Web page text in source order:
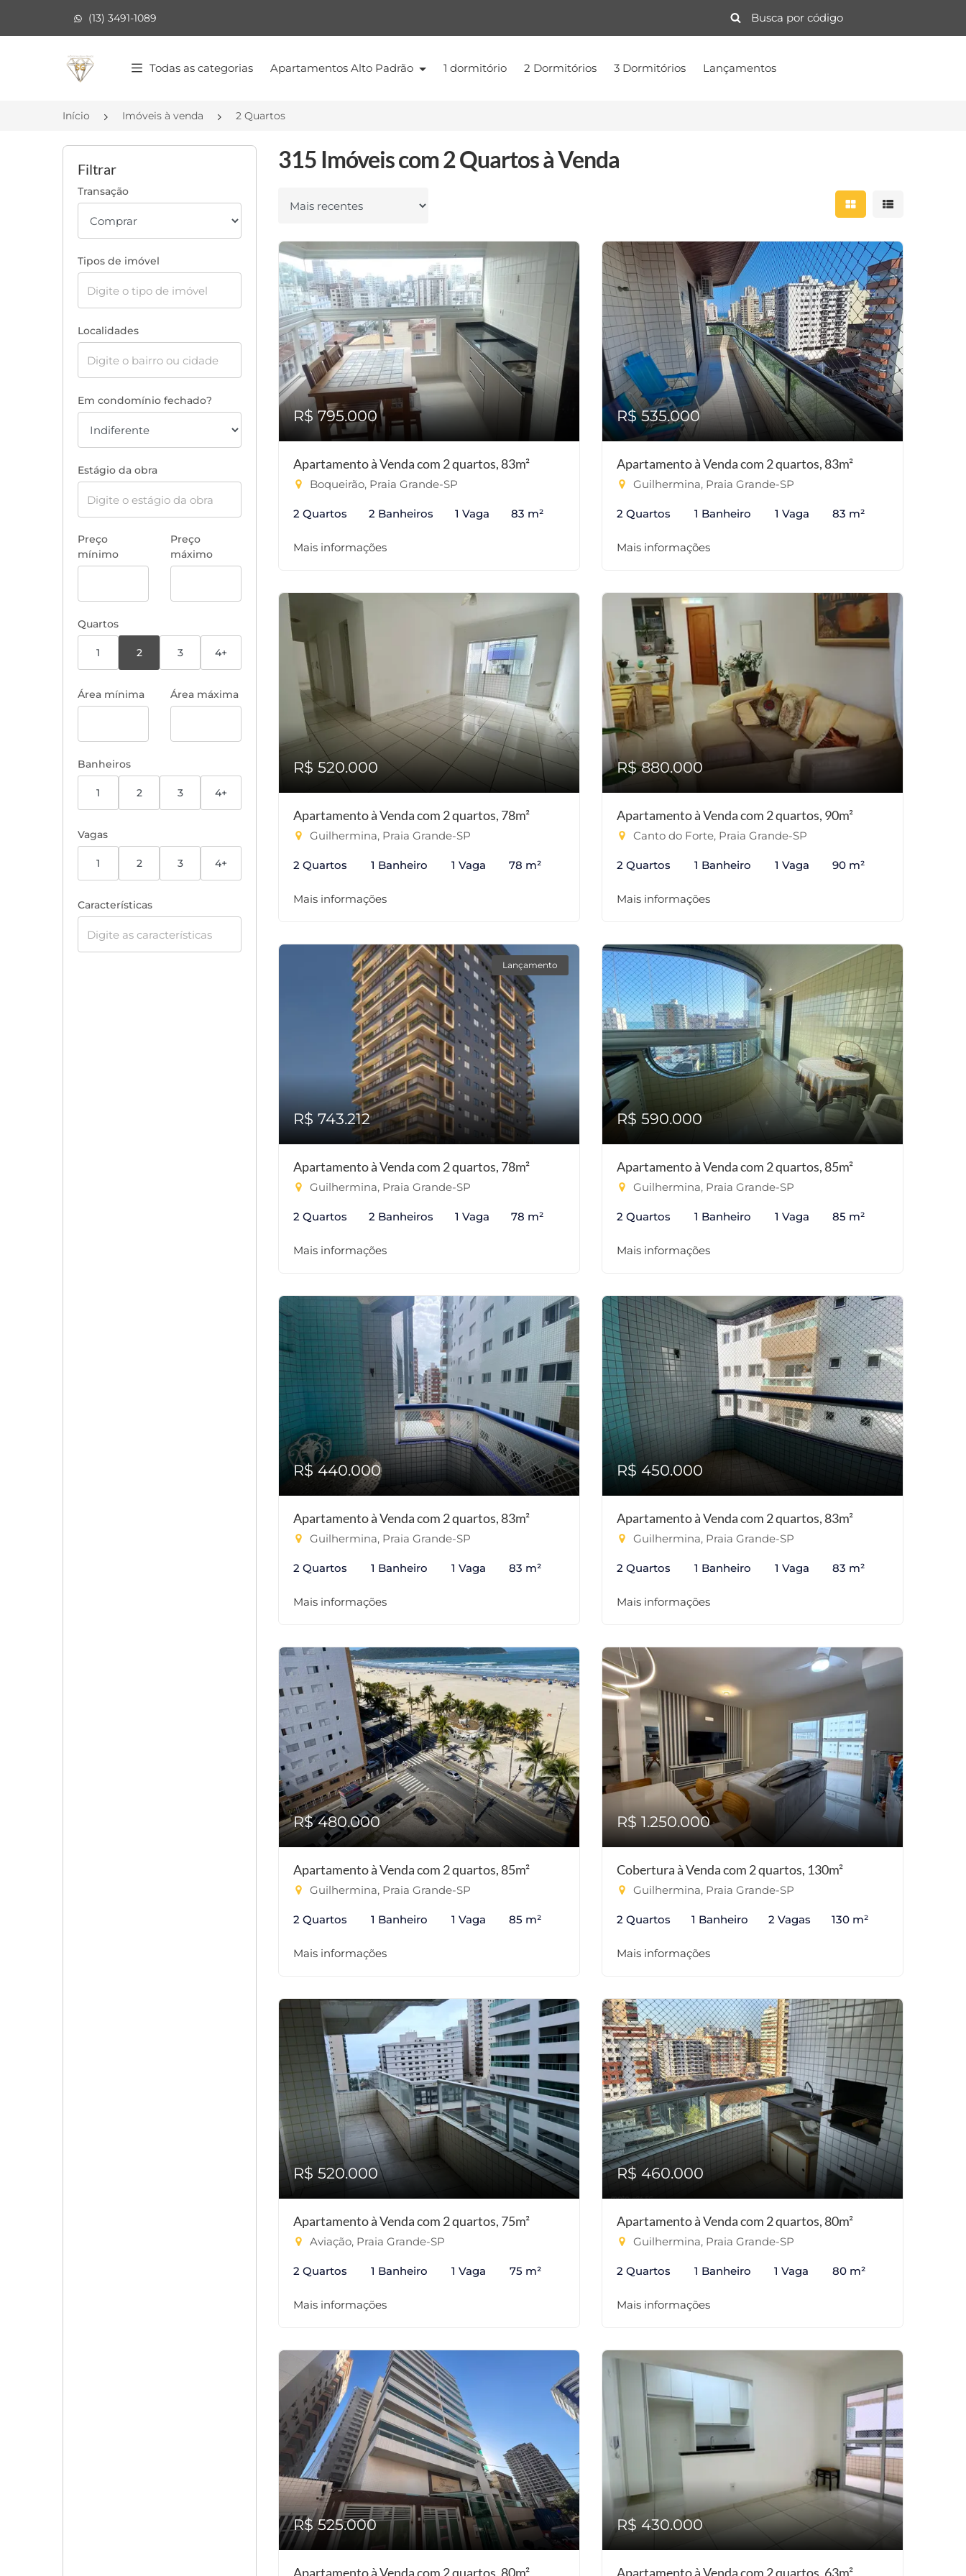
(13) 3491-1089
Página inicial
Todas as categorias Apartamentos Alto Padrão 1 dormitório 2 Dormitórios 3 Dormitórios Lançamentos
Início Imóveis à venda 2 Quartos
Filtrar
Transação
Tipos de imóvel
Localidades
Em condomínio fechado?
Estágio da obra
Preço
mínimo
Preço
máximo
Quartos
1 2 3 4+
Área mínima Área máxima
Banheiros
1 2 3 4+
Vagas
1 2 3 4+
Características
315 Imóveis com 2 Quartos à Venda
Ordenar por Mostrar resultados
Mostrar
R$ 795.000
Apartamento à Venda com 2 quartos, 83m²
Boqueirão, Praia Grande-SP
2 Quartos 2 Banheiros 1 Vaga 83 m²
Mais informações
R$ 535.000
Apartamento à Venda com 2 quartos, 83m²
Guilhermina, Praia Grande-SP
2 Quartos 1 Banheiro 1 Vaga 83 m²
Mais informações
R$ 520.000
Apartamento à Venda com 2 quartos, 78m²
Guilhermina, Praia Grande-SP
2 Quartos 1 Banheiro 1 Vaga 78 m²
Mais informações
R$ 880.000
Apartamento à Venda com 2 quartos, 90m²
Canto do Forte, Praia Grande-SP
2 Quartos 1 Banheiro 1 Vaga 90 m²
Mais informações
Lançamento
R$ 743.212
Apartamento à Venda com 2 quartos, 78m²
Guilhermina, Praia Grande-SP
2 Quartos 2 Banheiros 1 Vaga 78 m²
Mais informações
R$ 590.000
Apartamento à Venda com 2 quartos, 85m²
Guilhermina, Praia Grande-SP
2 Quartos 1 Banheiro 1 Vaga 85 m²
Mais informações
R$ 440.000
Apartamento à Venda com 2 quartos, 83m²
Guilhermina, Praia Grande-SP
2 Quartos 1 Banheiro 1 Vaga 83 m²
Mais informações
R$ 450.000
Apartamento à Venda com 2 quartos, 83m²
Guilhermina, Praia Grande-SP
2 Quartos 1 Banheiro 1 Vaga 83 m²
Mais informações
R$ 480.000
Apartamento à Venda com 2 quartos, 85m²
Guilhermina, Praia Grande-SP
2 Quartos 1 Banheiro 1 Vaga 85 m²
Mais informações
R$ 1.250.000
Cobertura à Venda com 2 quartos, 130m²
Guilhermina, Praia Grande-SP
2 Quartos 1 Banheiro 2 Vagas 130 m²
Mais informações
R$ 520.000
Apartamento à Venda com 2 quartos, 75m²
Aviação, Praia Grande-SP
2 Quartos 1 Banheiro 1 Vaga 75 m²
Mais informações
R$ 460.000
Apartamento à Venda com 2 quartos, 80m²
Guilhermina, Praia Grande-SP
2 Quartos 1 Banheiro 1 Vaga 80 m²
Mais informações
R$ 525.000
Apartamento à Venda com 2 quartos, 80m²
R$ 430.000
Apartamento à Venda com 2 quartos, 63m²